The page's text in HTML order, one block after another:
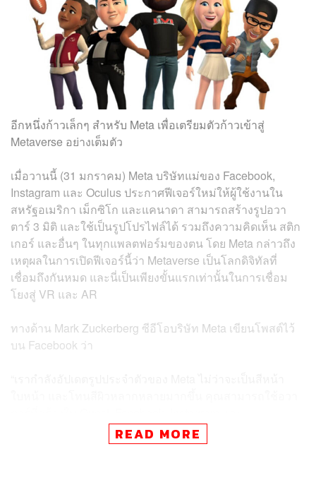
อีกหนึ่งก้าวเล็กๆ สำหรับ Meta เพื่อเตรียมตัวก้าวเข้าสู่
Metaverse อย่างเต็มตัว
เมื่อวานนี้ (31 มกราคม) Meta บริษัทแม่ของ Facebook,
Instagram และ Oculus ประกาศฟีเจอร์ใหม่ให้ผู้ใช้งานใน
สหรัฐอเมริกา เม็กซิโก และแคนาดา สามารถสร้างรูปอวา
ตาร์ 3 มิติ และใช้เป็นรูปโปรไฟล์ได้ รวมถึงความคิดเห็น สติก
เกอร์ และอื่นๆ ในทุกแพลตฟอร์มของตน โดย Meta กล่าวถึง
เหตุผลในการเปิดฟีเจอร์นี้ว่า Metaverse เป็นโลกดิจิทัลที่
เชื่อมถึงกันหมด และนี่เป็นเพียงขั้นแรกเท่านั้นในการเชื่อม
โยงสู่ VR และ AR
ทางด้าน Mark Zuckerberg ซีอีโอบริษัท Meta เขียนโพสต์ไว้
บน Facebook ว่า
READ MORE